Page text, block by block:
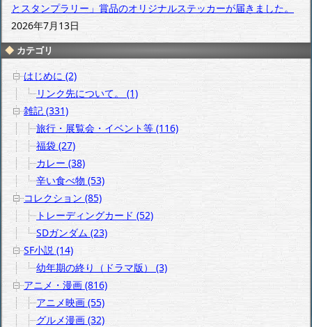
とスタンプラリー」賞品のオリジナルステッカーが届きました。
2026年7月13日
カテゴリ
はじめに (2)
リンク先について。 (1)
雑記 (331)
旅行・展覧会・イベント等 (116)
福袋 (27)
カレー (38)
辛い食べ物 (53)
コレクション (85)
トレーディングカード (52)
SDガンダム (23)
SF小説 (14)
幼年期の終り（ドラマ版） (3)
アニメ・漫画 (816)
アニメ映画 (55)
グルメ漫画 (32)